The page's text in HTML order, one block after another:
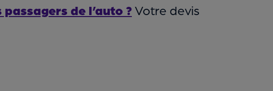
de l’auto ?Votre devis